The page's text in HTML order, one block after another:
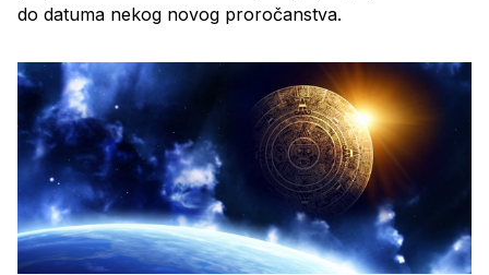
do datuma nekog novog proročanstva.